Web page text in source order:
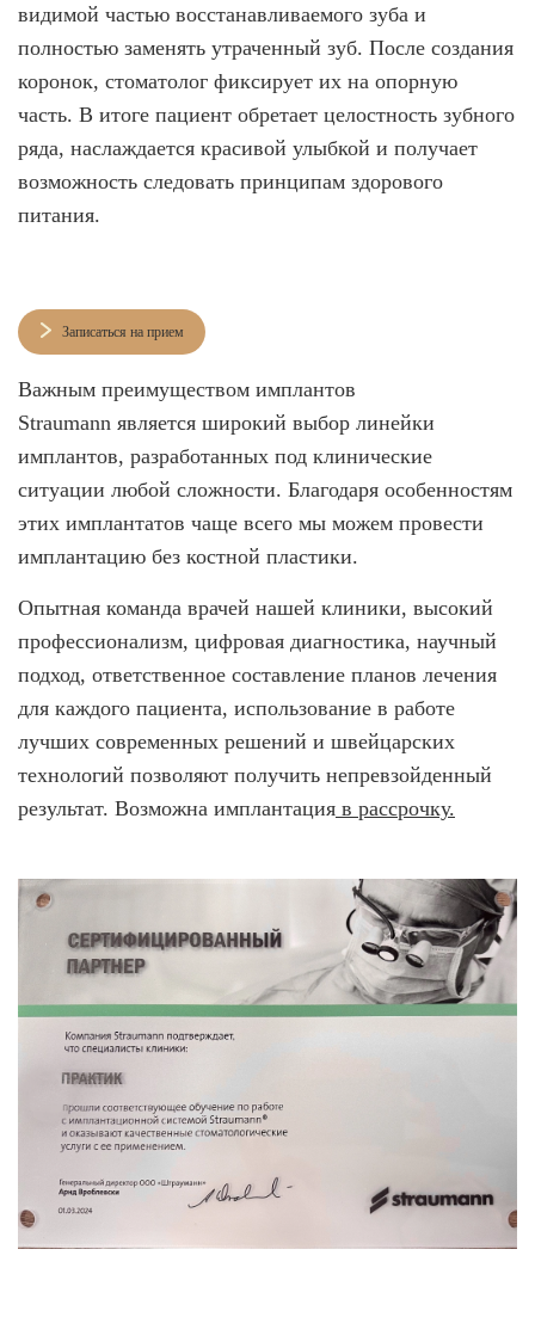
видимой частью восстанавливаемого зуба и
полностью заменять утраченный зуб. После создания
коронок, стоматолог фиксирует их на опорную
часть. В итоге пациент обретает целостность зубного
ряда, наслаждается красивой улыбкой и получает
возможность следовать принципам здорового
питания.
Записаться на прием
Важным преимуществом имплантов
Straumann является широкий выбор линейки
имплантов, разработанных под клинические
ситуации любой сложности. Благодаря особенностям
этих имплантатов чаще всего мы можем провести
имплантацию без костной пластики.
Опытная команда врачей нашей клиники, высокий
профессионализм, цифровая диагностика, научный
подход, ответственное составление планов лечения
для каждого пациента, использование в работе
лучших современных решений и швейцарских
технологий позволяют получить непревзойденный
результат. Возможна имплантация в рассрочку.